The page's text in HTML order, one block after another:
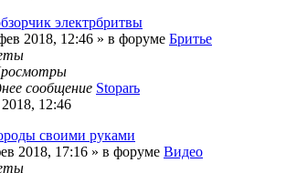
электрбритвы
2018, 12:46 » в форуме Бритье
сообщение Stoparь
12:46
своими руками
2018, 17:16 » в форуме Видео